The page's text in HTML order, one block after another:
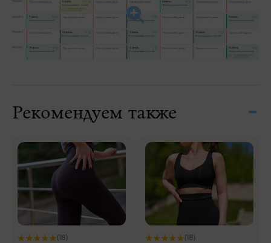
Рекомендуем также
(18) (18)